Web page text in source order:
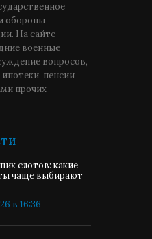
обороны
На сайте
военные
вопросов,
пенсии
прочих
слотов: какие
чаще выбирают
в 16:36